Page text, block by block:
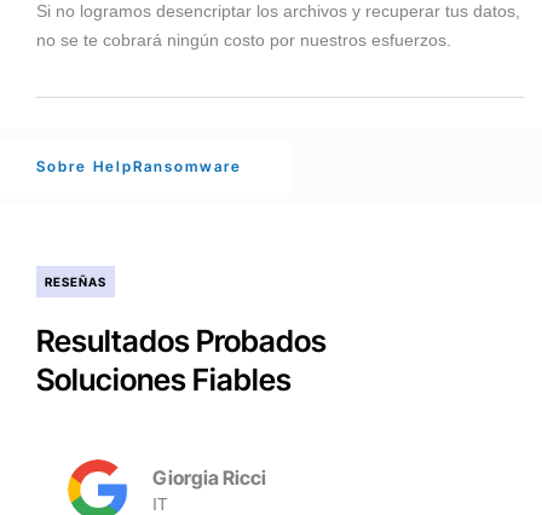
Si no logramos desencriptar los archivos y recuperar tus datos,
no se te cobrará ningún costo por nuestros esfuerzos.
Sobre HelpRansomware
RESEÑAS
Resultados Probados
Soluciones Fiables
Giorgia Ricci
IT